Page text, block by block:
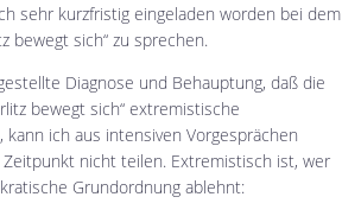
sehr kurzfristig eingeladen worden bei dem
bewegt sich“ zu sprechen.
Diagnose und Behauptung, daß die
bewegt sich“ extremistische
kann ich aus intensiven Vorgesprächen
Zeitpunkt nicht teilen. Extremistisch ist, wer
Grundordnung ablehnt: